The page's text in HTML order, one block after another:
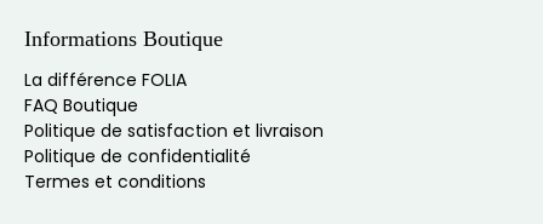
Informations Boutique
La différence FOLIA
FAQ Boutique
Politique de satisfaction et livraison
Politique de confidentialité
Termes et conditions